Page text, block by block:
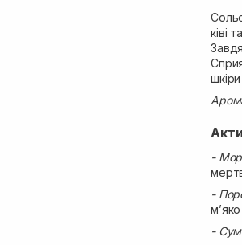
ківі
-
-
-